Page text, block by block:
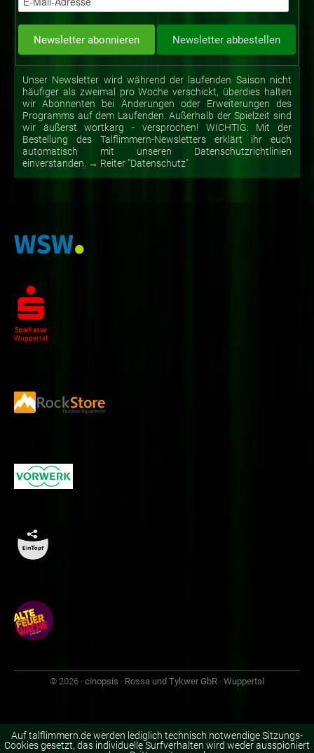
Unser Newsletter wird während der laufenden Saison nicht
häufiger als zweimal pro Woche verschickt, überdies halten
wir Abonnenten bei Änderungen oder Erweiterungen des
Programms auf dem Laufenden. Außerhalb der Spielzeit sind
wir äußerst wortkarg - versprochen! WICHTIG: Mit der
Bestellung des Talflimmern-Newsletters erklärt ihr euch
automatisch mit unseren Datenschutzrichtlinien
einverstanden. → Reiter "Datenschutz"
© 2026 · cinopsis · Rossa und Tykwer GbR · Wuppertal
Auf talflimmern.de werden lediglich technisch notwendige Sitzungs-
Cookies gesetzt, das individuelle Surfverhalten wird weder ausspioniert